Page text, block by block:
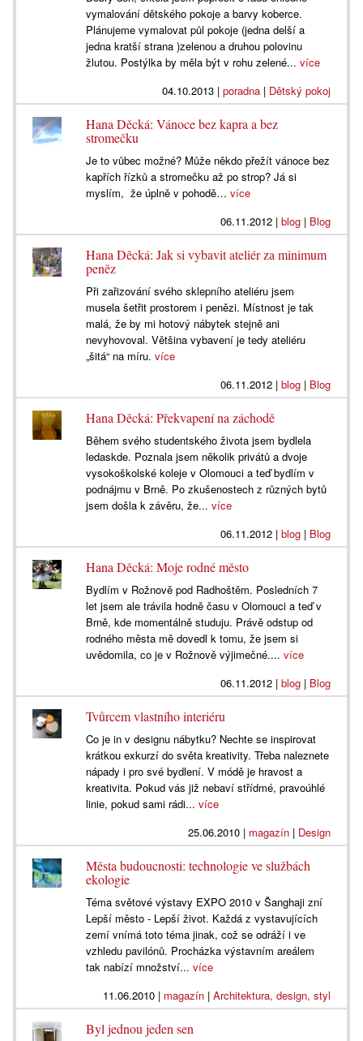
vymalování dětského pokoje a barvy koberce.
Plánujeme vymalovat půl pokoje (jedna delší a
jedna kratší strana )zelenou a druhou polovinu
žlutou. Postýlka by měla být v rohu zelené...více
04.10.2013| poradna| Dětský pokoj
Hana Děcká: Vánoce bez kapra a bez
stromečku
Je to vůbec možné? Může někdo přežít vánoce bez
kapřích řízků a stromečku až po strop? Já si
myslím, že úplně v pohodě…více
06.11.2012| blog| Blog
Hana Děcká: Jak si vybavit ateliér za minimum
peněz
Při zařizování svého sklepního ateliéru jsem
musela šetřit prostorem i penězi. Místnost je tak
malá, že by mi hotový nábytek stejně ani
nevyhovoval. Většina vybavení je tedy ateliéru
„šitá“ na míru.více
06.11.2012| blog| Blog
Hana Děcká: Překvapení na záchodě
Během svého studentského života jsem bydlela
ledaskde. Poznala jsem několik privátů a dvoje
vysokoškolské koleje v Olomouci a teď bydlím v
podnájmu v Brně. Po zkušenostech z různých bytů
jsem došla k závěru, že...více
06.11.2012| blog| Blog
Hana Děcká: Moje rodné město
Bydlím v Rožnově pod Radhoštěm. Posledních 7
let jsem ale trávila hodně času v Olomouci a teď v
Brně, kde momentálně studuju. Právě odstup od
rodného města mě dovedl k tomu, že jsem si
uvědomila, co je v Rožnově výjimečné....více
06.11.2012| blog| Blog
Tvůrcem vlastního interiéru
Co je in v designu nábytku? Nechte se inspirovat
krátkou exkurzí do světa kreativity. Třeba naleznete
nápady i pro své bydlení. V módě je hravost a
kreativita. Pokud vás již nebaví střídmé, pravoúhlé
linie, pokud sami rádi...více
25.06.2010| magazín| Design
Města budoucnosti: technologie ve službách
ekologie
Téma světové výstavy EXPO 2010 v Šanghaji zní
Lepší město - Lepší život. Každá z vystavujících
zemí vnímá toto téma jinak, což se odráží i ve
vzhledu pavilónů. Procházka výstavním areálem
tak nabízí množství...více
11.06.2010| magazín| Architektura, design, styl
Byl jednou jeden sen